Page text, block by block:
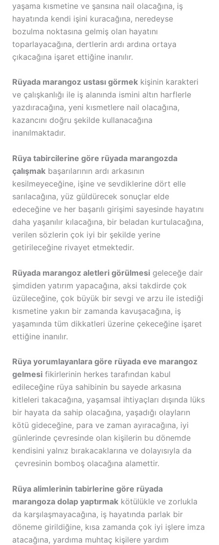
yaşama kısmetine ve şansına nail olacağına, iş
hayatında kendi işini kuracağına, neredeyse
bozulma noktasına gelmiş olan hayatını
toparlayacağına, dertlerin ardı ardına ortaya
çıkacağına işaret ettiğine inanılır.
Rüyada marangoz ustası görmekkişinin karakteri
ve çalışkanlığı ile iş alanında ismini altın harflerle
yazdıracağına, yeni kısmetlere nail olacağına,
kazancını doğru şekilde kullanacağına
inanılmaktadır.
Rüya tabircilerine göre rüyada marangozda
çalışmakbaşarılarının ardı arkasının
kesilmeyeceğine, işine ve sevdiklerine dört elle
sarılacağına, yüz güldürecek sonuçlar elde
edeceğine ve her başarılı girişimi sayesinde hayatını
daha yaşanılır kılacağına, bir beladan kurtulacağına,
verilen sözlerin çok iyi bir şekilde yerine
getirileceğine rivayet etmektedir.
Rüyada marangoz aletleri görülmesigeleceğe dair
şimdiden yatırım yapacağına, aksi takdirde çok
üzüleceğine, çok büyük bir sevgi ve arzu ile istediği
kısmetine yakın bir zamanda kavuşacağına, iş
yaşamında tüm dikkatleri üzerine çekeceğine işaret
ettiğine inanılır.
Rüya yorumlayanlara göre rüyada eve marangoz
gelmesifikirlerinin herkes tarafından kabul
edileceğine rüya sahibinin bu sayede arkasına
kitleleri takacağına, yaşamsal ihtiyaçları dışında lüks
bir hayata da sahip olacağına, yaşadığı olayların
kötü gideceğine, para ve zaman ayıracağına, iyi
günlerinde çevresinde olan kişilerin bu dönemde
kendisini yalnız bırakacaklarına ve dolayısıyla da
çevresinin bomboş olacağına alamettir.
Rüya alimlerinin tabirlerine göre rüyada
marangoza dolap yaptırmakkötülükle ve zorlukla
da karşılaşmayacağına, iş hayatında parlak bir
döneme girildiğine, kısa zamanda çok iyi işlere imza
atacağına, yardıma muhtaç kişilere yardım